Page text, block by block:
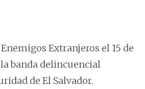
Extranjeros el 15 de
banda delincuencial
de El Salvador.